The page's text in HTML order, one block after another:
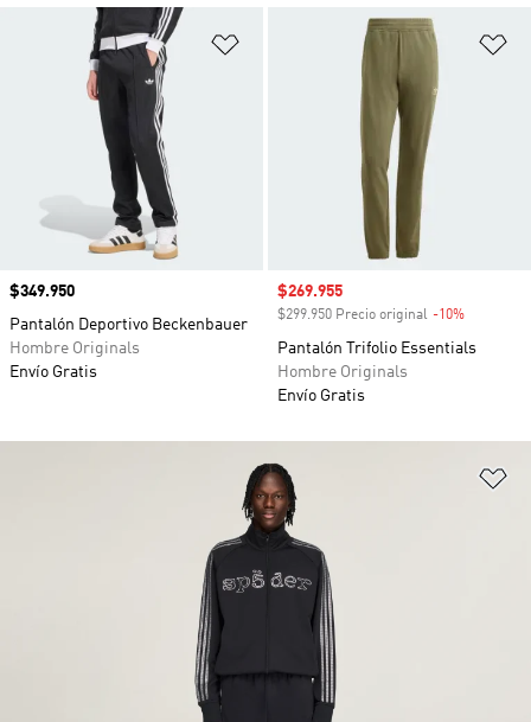
Añadir a la lista de deseos
Precio
$349.950
Pantalón Deportivo Beckenbauer
Hombre Originals
Envío Gratis
Precio de venta
$269.955
$299.950 Precio original -10%
Pantalón Trifolio Essentials
Hombre Originals
Envío Gratis